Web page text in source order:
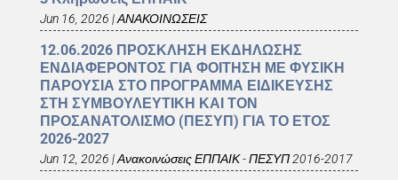
Jun 16, 2026 |ΑΝΑΚΟΙΝΩΣΕΙΣ
12.06.2026 ΠΡΟΣΚΛΗΣΗ ΕΚΔΗΛΩΣΗΣ
ΕΝΔΙΑΦΕΡΟΝΤΟΣ ΓΙΑ ΦΟΙΤΗΣΗ ΜΕ ΦΥΣΙΚΗ
ΠΑΡΟΥΣΙΑ ΣΤΟ ΠΡΟΓΡΑΜΜΑ ΕΙΔΙΚΕΥΣΗΣ
ΣΤΗ ΣΥΜΒΟΥΛΕΥΤΙΚΗ ΚΑΙ ΤΟΝ
ΠΡΟΣΑΝΑΤΟΛΙΣΜΟ (ΠΕΣΥΠ) ΓΙΑ ΤΟ ΕΤΟΣ
2026-2027
Jun 12, 2026 |Ανακοινώσεις ΕΠΠΑΙΚ - ΠΕΣΥΠ 2016-2017